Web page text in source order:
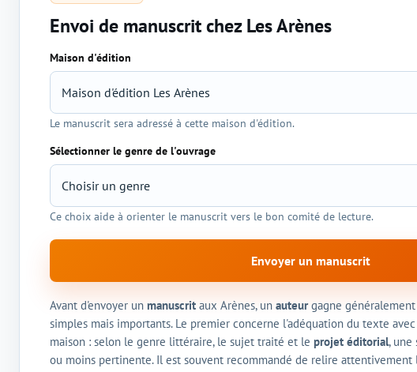
Envoi de manuscrit chez Les Arènes
Sélection de l'éditeur et du genre
Maison d'édition
Le manuscrit sera adressé à cette maison d'édition.
Sélectionner le genre de l'ouvrage
Ce choix aide à orienter le manuscrit vers le bon comité de lecture.
Envoyer un manuscrit
Avant d'envoyer un manuscritaux Arènes, un auteurgagne
simples mais importants. Le premier concerne l'adéquation du texte
maison : selon le genre littéraire, le sujet traité et le projet éditorial, une
ou moins pertinente. Il est souvent recommandé de relire